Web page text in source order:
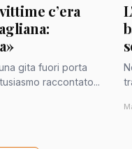
c’era
raccontato...
News Ladri